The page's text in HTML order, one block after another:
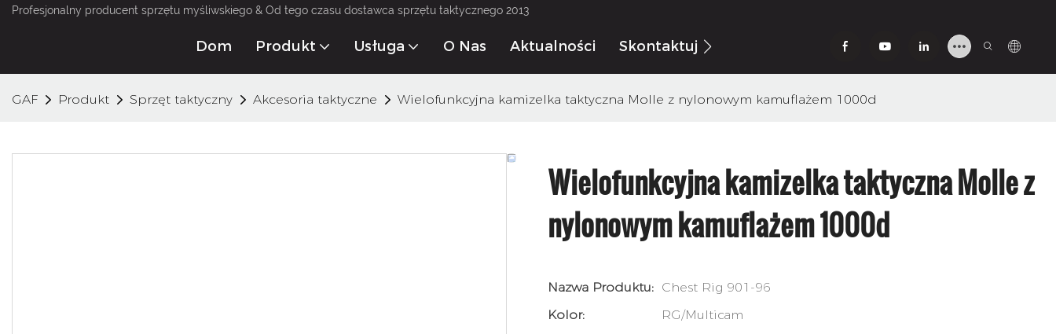
Profesjonalny producent sprzętu myśliwskiego & Od tego czasu dostawca sprzętu taktycznego 2013
Dom Produkt Usługa O Nas Aktualności Skontaktuj Się Z Nami
GAF Produkt Sprzęt taktyczny Akcesoria taktyczne Wielofunkcyjna kamizelka taktyczna Molle z nylonowym kamuflażem 1000d
Wielofunkcyjna kamizelka taktyczna Molle z
nylonowym kamuflażem 1000d
Nazwa Produktu: Chest Rig 901-96
Kolor:
RG/Multicam